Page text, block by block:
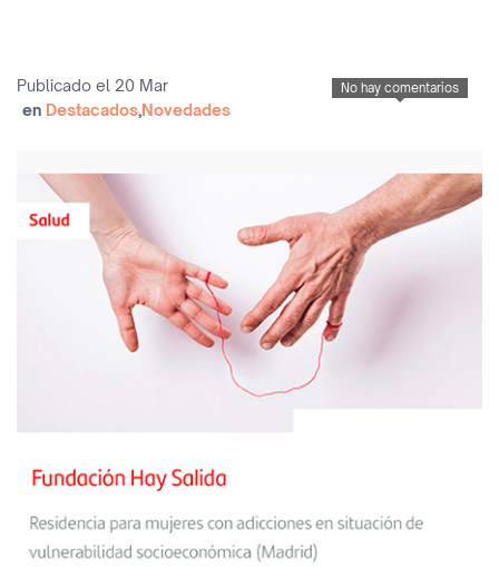
No hay comentarios
Publicado el 20 Mar
en Destacados,Novedades